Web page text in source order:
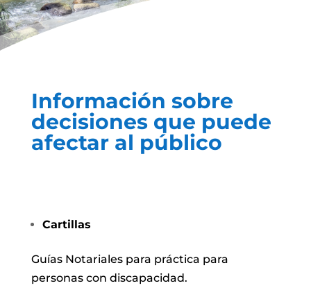
Información sobre
decisiones que puede
afectar al público
Cartillas
Guías Notariales para práctica para
personas con discapacidad.